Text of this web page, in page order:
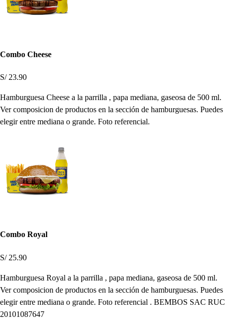
Combo Cheese
S/ 23.90
Hamburguesa Cheese a la parrilla , papa mediana, gaseosa de 500 ml.
Ver composicion de productos en la sección de hamburguesas. Puedes
elegir entre mediana o grande. Foto referencial.
Combo Royal
S/ 25.90
Hamburguesa Royal a la parrilla , papa mediana, gaseosa de 500 ml.
Ver composicion de productos en la sección de hamburguesas. Puedes
elegir entre mediana o grande. Foto referencial . BEMBOS SAC RUC
20101087647